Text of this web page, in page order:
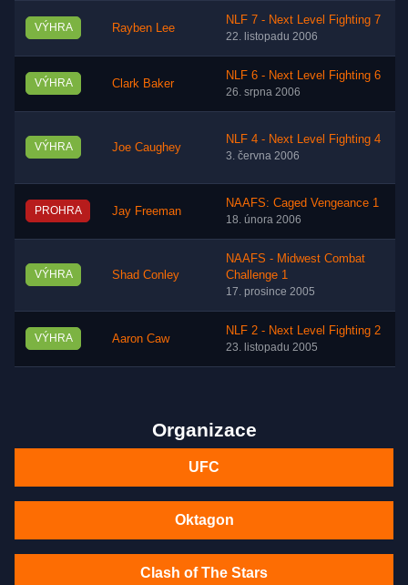
VÝHRA Rayben Lee
NLF 7 - Next Level Fighting 7
22. listopadu 2006
VÝHRA Clark Baker
NLF 6 - Next Level Fighting 6
26. srpna 2006
VÝHRA Joe Caughey
NLF 4 - Next Level Fighting 4
3. června 2006
PROHRA Jay Freeman
NAAFS: Caged Vengeance 1
18. února 2006
VÝHRA Shad Conley
NAAFS - Midwest Combat
Challenge 1
17. prosince 2005
VÝHRA Aaron Caw
NLF 2 - Next Level Fighting 2
23. listopadu 2005
Organizace
UFC
Oktagon
Clash of The Stars